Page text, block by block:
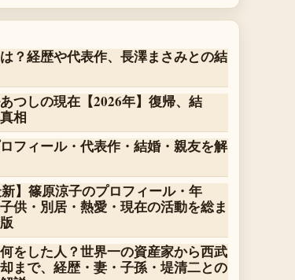
？経歴や代表作、長澤まさみとの結
つしの現在【2026年】復帰、結
相
フィール・代表作・結婚・親友を解
新】篠原涼子のプロフィール・年
供・別居・熱愛・現在の活動を総ま
をした人？世界一の資産家から西武
まで、経歴・妻・子孫・堤清二との